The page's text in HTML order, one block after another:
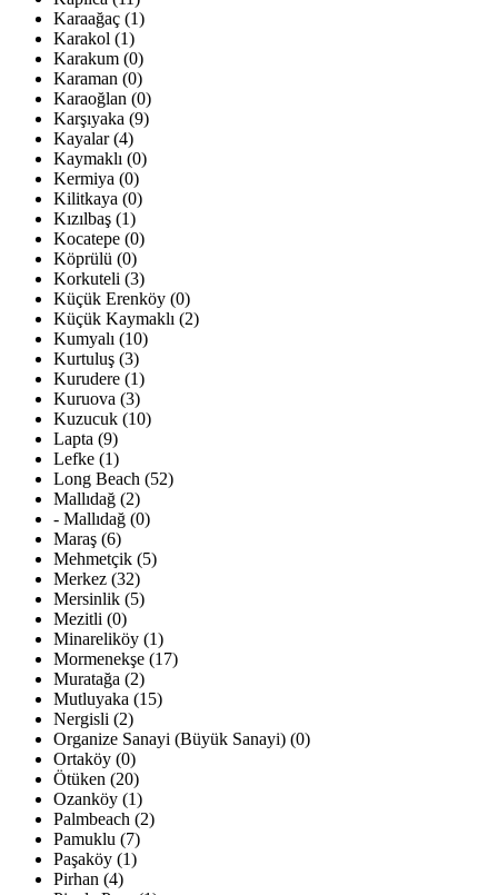
Karaağaç (1)
Karakol (1)
Karakum (0)
Karaman (0)
Karaoğlan (0)
Karşıyaka (9)
Kayalar (4)
Kaymaklı (0)
Kermiya (0)
Kilitkaya (0)
Kızılbaş (1)
Kocatepe (0)
Köprülü (0)
Korkuteli (3)
Küçük Erenköy (0)
Küçük Kaymaklı (2)
Kumyalı (10)
Kurtuluş (3)
Kurudere (1)
Kuruova (3)
Kuzucuk (10)
Lapta (9)
Lefke (1)
Long Beach (52)
Mallıdağ (2)
- Mallıdağ (0)
Maraş (6)
Mehmetçik (5)
Merkez (32)
Mersinlik (5)
Mezitli (0)
Minareliköy (1)
Mormenekşe (17)
Muratağa (2)
Mutluyaka (15)
Nergisli (2)
Organize Sanayi (Büyük Sanayi) (0)
Ortaköy (0)
Ötüken (20)
Ozanköy (1)
Palmbeach (2)
Pamuklu (7)
Paşaköy (1)
Pirhan (4)